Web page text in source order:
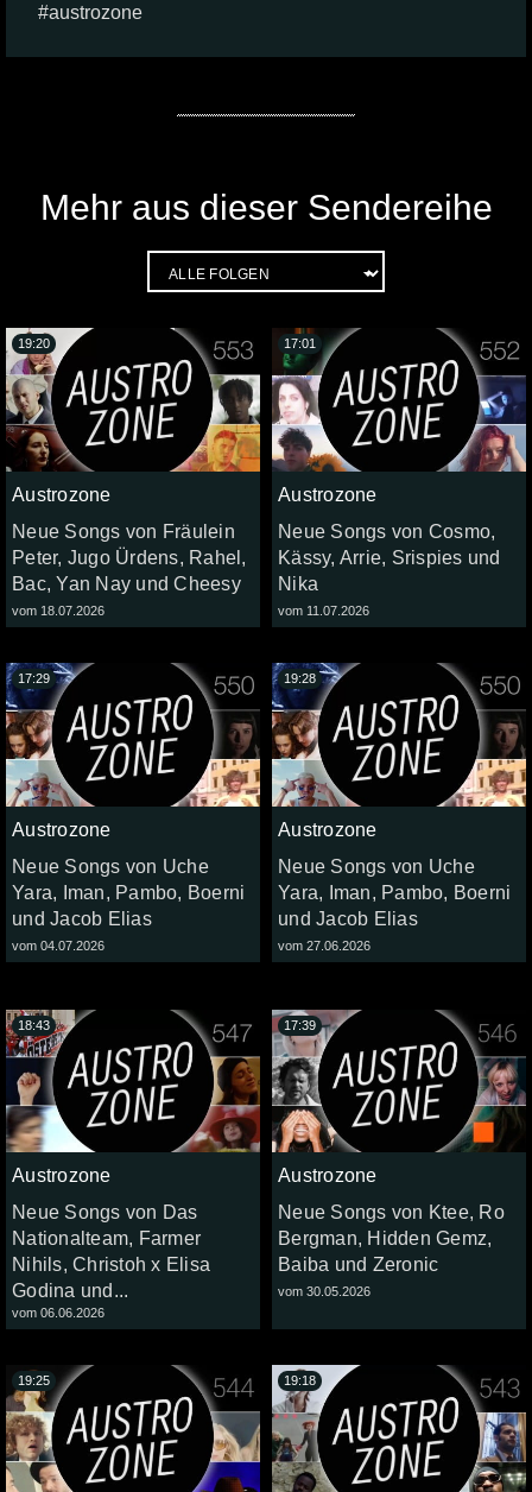
austrozone
Mehr aus dieser Sendereihe
Austrozone
Neue Songs von Fräulein
Peter, Jugo Ürdens, Rahel,
Bac, Yan Nay und Cheesy
vom 18.07.2026
19:20
Austrozone
Neue Songs von Cosmo,
Kässy, Arrie, Srispies und
Nika
vom 11.07.2026
17:01
Austrozone
Neue Songs von Uche
Yara, Iman, Pambo, Boerni
und Jacob Elias
vom 04.07.2026
17:29
Austrozone
Neue Songs von Uche
Yara, Iman, Pambo, Boerni
und Jacob Elias
vom 27.06.2026
19:28
Austrozone
Neue Songs von Das
Nationalteam, Farmer
Nihils, Christoh x Elisa
Godina und...
vom 06.06.2026
18:43
Austrozone
Neue Songs von Ktee, Ro
Bergman, Hidden Gemz,
Baiba und Zeronic
vom 30.05.2026
17:39
19:25 19:18